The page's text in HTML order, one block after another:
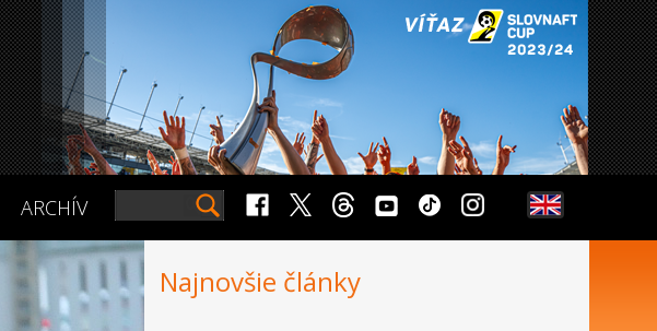
ARCHÍV
Najnovšie články